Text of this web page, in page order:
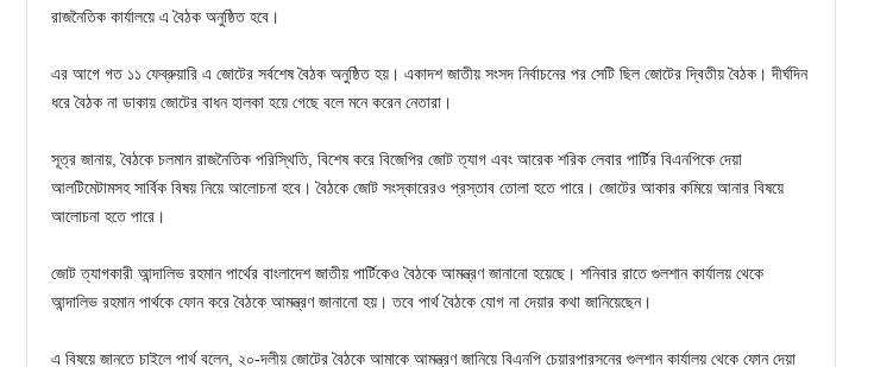
রাজনৈতিক কার্যালয়ে এ বৈঠক অনুষ্ঠিত হবে।
এর আগে গত ১১ ফেব্রুয়ারি এ জোটের সর্বশেষ বৈঠক অনুষ্ঠিত হয়। একাদশ জাতীয় সংসদ নির্বাচনের পর সেটি ছিল জোটের দ্বিতীয় বৈঠক। দীর্ঘদিন
ধরে বৈঠক না ডাকায় জোটের বাধন হালকা হয়ে গেছে বলে মনে করেন নেতারা।
সূত্র জানায়, বৈঠকে চলমান রাজনৈতিক পরিস্থিতি, বিশেষ করে বিজেপির জোট ত্যাগ এবং আরেক শরিক লেবার পার্টির বিএনপিকে দেয়া
আলটিমেটামসহ সার্বিক বিষয় নিয়ে আলোচনা হবে। বৈঠকে জোট সংস্কারেরও প্রস্তাব তোলা হতে পারে। জোটের আকার কমিয়ে আনার বিষয়ে
আলোচনা হতে পারে।
জোট ত্যাগকারী আন্দালিভ রহমান পার্থের বাংলাদেশ জাতীয় পার্টিকেও বৈঠকে আমন্ত্রণ জানানো হয়েছে। শনিবার রাতে গুলশান কার্যালয় থেকে
আন্দালিভ রহমান পার্থকে ফোন করে বৈঠকে আমন্ত্রণ জানানো হয়। তবে পার্থ বৈঠকে যোগ না দেয়ার কথা জানিয়েছেন।
এ বিষয়ে জানতে চাইলে পার্থ বলেন, ২০-দলীয় জোটের বৈঠকে আমাকে আমন্ত্রণ জানিয়ে বিএনপি চেয়ারপারসনের গুলশান কার্যালয় থেকে ফোন দেয়া